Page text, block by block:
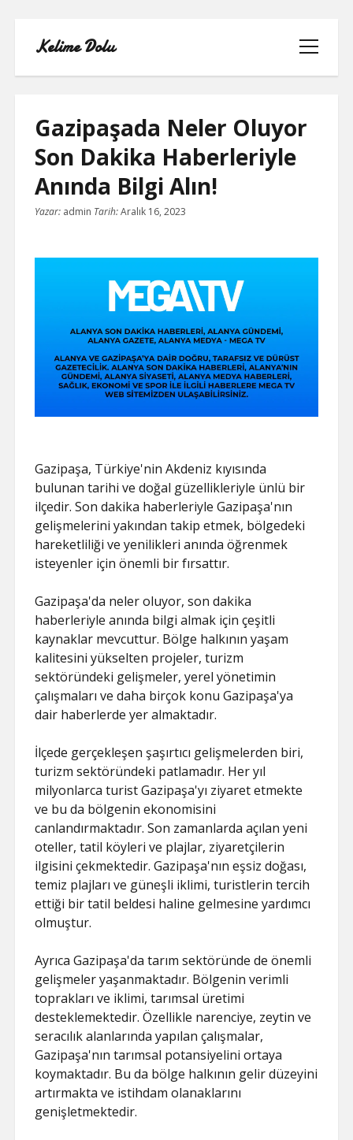
Kelime Dolu
menüyü
aç
INSTAGRAM BOT HESAPLARININ
HIKAYEME BAKMASI
TWITTER FAVORI KASMA PARASIZ
TWITTER TAKIPÇI HILESI ŞIFRESIZ
Gazipaşada Neler Oluyor
Son Dakika Haberleriyle
Anında Bilgi Alın!
Yazar: admin Tarih:Aralık 16, 2023
Gazipaşa, Türkiye'nin Akdeniz kıyısında
bulunan tarihi ve doğal güzellikleriyle ünlü bir
ilçedir. Son dakika haberleriyle Gazipaşa'nın
gelişmelerini yakından takip etmek, bölgedeki
hareketliliği ve yenilikleri anında öğrenmek
isteyenler için önemli bir fırsattır.
Gazipaşa'da neler oluyor, son dakika
haberleriyle anında bilgi almak için çeşitli
kaynaklar mevcuttur. Bölge halkının yaşam
kalitesini yükselten projeler, turizm
sektöründeki gelişmeler, yerel yönetimin
çalışmaları ve daha birçok konu Gazipaşa'ya
dair haberlerde yer almaktadır.
İlçede gerçekleşen şaşırtıcı gelişmelerden biri,
turizm sektöründeki patlamadır. Her yıl
milyonlarca turist Gazipaşa'yı ziyaret etmekte
ve bu da bölgenin ekonomisini
canlandırmaktadır. Son zamanlarda açılan yeni
oteller, tatil köyleri ve plajlar, ziyaretçilerin
ilgisini çekmektedir. Gazipaşa'nın eşsiz doğası,
temiz plajları ve güneşli iklimi, turistlerin tercih
ettiği bir tatil beldesi haline gelmesine yardımcı
olmuştur.
Ayrıca Gazipaşa'da tarım sektöründe de önemli
gelişmeler yaşanmaktadır. Bölgenin verimli
toprakları ve iklimi, tarımsal üretimi
desteklemektedir. Özellikle narenciye, zeytin ve
seracılık alanlarında yapılan çalışmalar,
Gazipaşa'nın tarımsal potansiyelini ortaya
koymaktadır. Bu da bölge halkının gelir düzeyini
artırmakta ve istihdam olanaklarını
genişletmektedir.